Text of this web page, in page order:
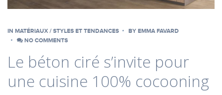
IN MATÉRIAUX / STYLES ET TENDANCES BY EMMA FAVARD
NO COMMENTS
Le béton ciré s’invite pour
une cuisine 100% cocooning